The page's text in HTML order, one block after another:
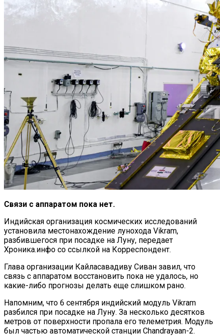
Китай Готовит Путешествие К Луне
Новые Лидеры Бенчмарка
Смартфонов AnTuTu — Супермощные
Смартфоны На Базе Snapdragon 888
Связи с аппаратом пока нет.
Индийская организация космических исследований
установила местонахождение лунохода Vikram,
разбившегося при посадке на Луну, передает
Хроника.инфо со ссылкой на Корреспондент.
Глава организации Кайласавадиву Сиван завил, что
связь с аппаратом восстановить пока не удалось, но
какие-либо прогнозы делать еще слишком рано.
Напомним, что 6 сентября индийский модуль Vikram
разбился при посадке на Луну. За несколько десятков
метров от поверхности пропала его телеметрия. Модуль
был частью автоматической станции Chandrayaan-2.